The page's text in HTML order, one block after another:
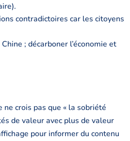
contradictoires car les citoyens
; décarboner l’économie et
crois pas que « la sobriété
de valeur avec plus de valeur
pour informer du contenu